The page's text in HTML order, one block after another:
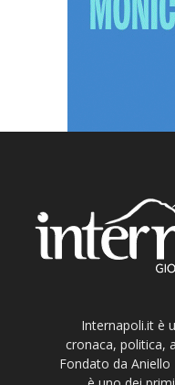
Internapoli.it è
cronaca, politica,
Fondato da